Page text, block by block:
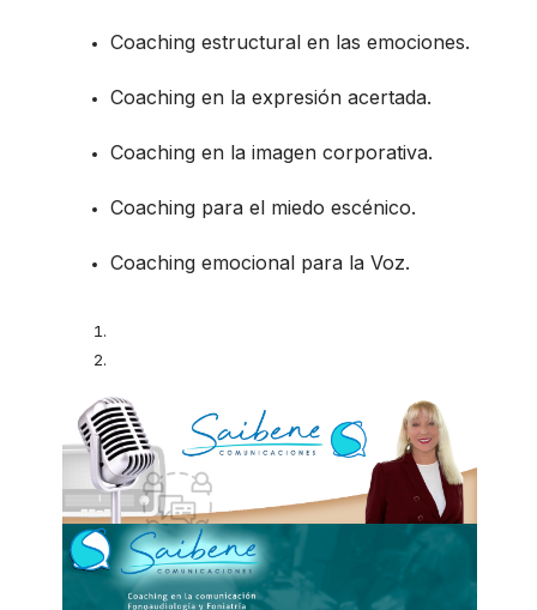
Coaching estructural en las emociones.
Coaching en la expresión acertada.
Coaching en la imagen corporativa.
Coaching para el miedo escénico.
Coaching emocional para la Voz.